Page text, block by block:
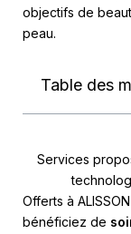
objectifs de
peau.
Table des
Services
Offerts à
bénéficiez de